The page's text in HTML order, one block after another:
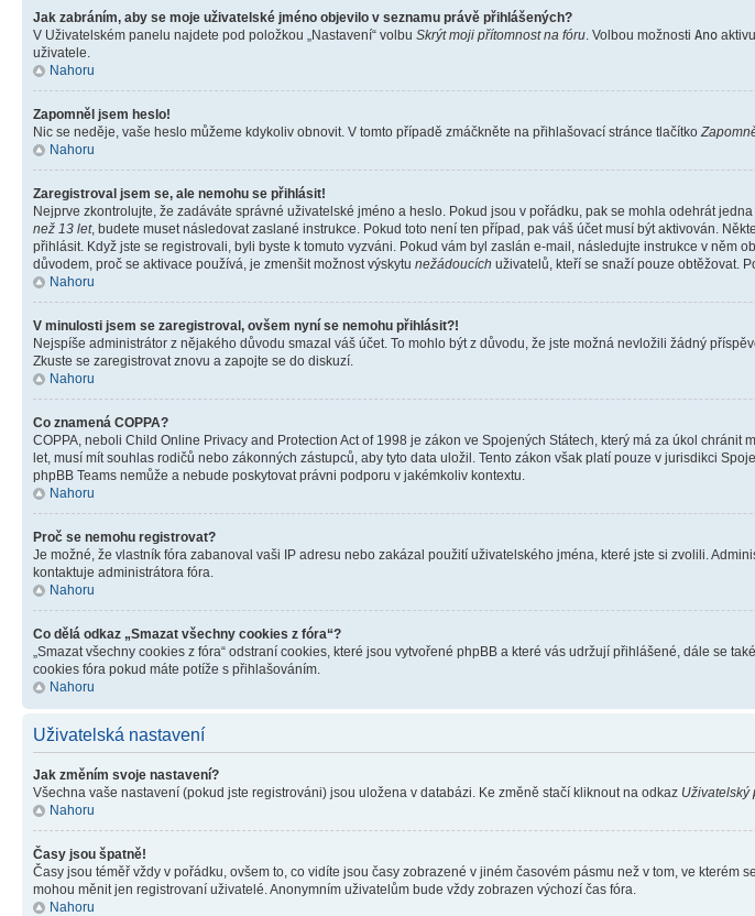
Jak zabráním, aby se moje uživatelské jméno objevilo v seznamu právě přihlášených?
V Uživatelském panelu najdete pod položkou „Nastavení“ volbu Skrýt moji přítomnost na fóru . Volbou možnosti Ano
uživatele.
Nahoru
Zapomněl jsem heslo!
Nic se neděje, vaše heslo můžeme kdykoliv obnovit. V tomto případě zmáčkněte na přihlašovací stránce tlačítko
Nahoru
Zaregistroval jsem se, ale nemohu se přihlásit!
Nejprve zkontrolujte, že zadáváte správné uživatelské jméno a heslo. Pokud jsou v pořádku, pak se mohla odehrát
než 13 let, budete muset následovat zaslané instrukce. Pokud toto není ten případ, pak váš účet musí být aktivován.
přihlásit. Když jste se registrovali, byli byste k tomuto vyzváni. Pokud vám byl zaslán e-mail, následujte instrukce v
důvodem, proč se aktivace používá, je zmenšit možnost výskytu nežádoucích uživatelů, kteří se snaží pouze obtěžovat.
Nahoru
V minulosti jsem se zaregistroval, ovšem nyní se nemohu přihlásit?!
Nejspíše administrátor z nějakého důvodu smazal váš účet. To mohlo být z důvodu, že jste možná nevložili žádný
Zkuste se zaregistrovat znovu a zapojte se do diskuzí.
Nahoru
Co znamená COPPA?
COPPA, neboli Child Online Privacy and Protection Act of 1998 je zákon ve Spojených Státech, který má za úkol
let, musí mít souhlas rodičů nebo zákonných zástupců, aby tyto data uložil. Tento zákon však platí pouze v jurisdikci
phpBB Teams nemůže a nebude poskytovat právni podporu v jakémkoliv kontextu.
Nahoru
Proč se nemohu registrovat?
Je možné, že vlastník fóra zabanoval vaši IP adresu nebo zakázal použití uživatelského jména, které jste si zvolili.
kontaktuje administrátora fóra.
Nahoru
Co dělá odkaz „Smazat všechny cookies z fóra“?
„Smazat všechny cookies z fóra“ odstraní cookies, které jsou vytvořené phpBB a které vás udržují přihlášené, dále se
cookies fóra pokud máte potíže s přihlašováním.
Nahoru
Uživatelská nastavení
Jak změním svoje nastavení?
Všechna vaše nastavení (pokud jste registrováni) jsou uložena v databázi. Ke změně stačí kliknout na odkaz Uživatelský
Nahoru
Časy jsou špatně!
Časy jsou téměř vždy v pořádku, ovšem to, co vidíte jsou časy zobrazené v jiném časovém pásmu než v tom, ve
mohou měnit jen registrovaní uživatelé. Anonymním uživatelům bude vždy zobrazen výchozí čas fóra.
Nahoru